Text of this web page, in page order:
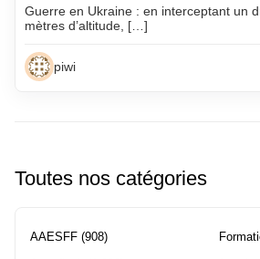
Guerre en Ukraine : en interceptant un
mètres d’altitude, […]
piwi
Toutes nos catégories
AAESFF (908)